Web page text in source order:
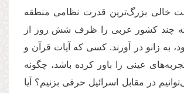
خالی بزرگ‌ترین قدرت نظامی منطقه
كه چند کشور عربی را ظرف شش روز از
به زانو در آورند. كسی كه آیات قرآن و
عینی را باور كرده باشد، چگونه
در مقابل اسرائیل حرفی بزنیم؟ آیا